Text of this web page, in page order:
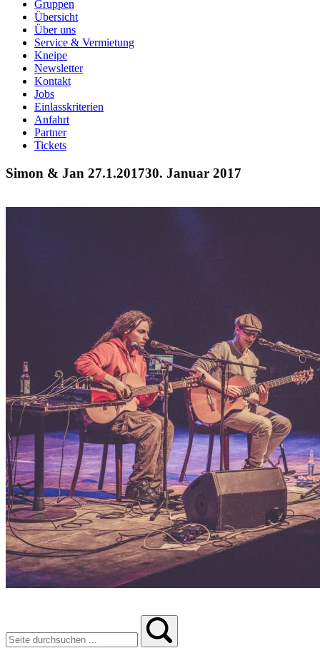
Gruppen
Übersicht
Über uns
Service & Vermietung
Kneipe
Newsletter
Kontakt
Jobs
Einlasskriterien
Anfahrt
Partner
Tickets
Simon & Jan 27.1.201730. Januar 2017